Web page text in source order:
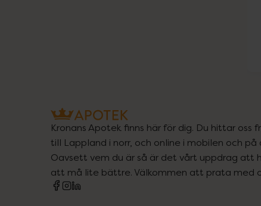
Kronans Apotek finns här för dig. Du hittar oss
till Lappland i norr, och online i mobilen och på
Oavsett vem du är så är det vårt uppdrag att
att må lite bättre. Välkommen att prata med